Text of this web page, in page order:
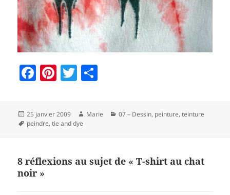
F
e
o
o
Pi
es
T
itt
er a
er
Publié
le
25 janvier 2009 Auteur
Marie Catégories
07 – Dessin, peinture, teinture
Mots-
peindre,tie and dye
8 réflexions au sujet de « T-shirt au chat
noir »